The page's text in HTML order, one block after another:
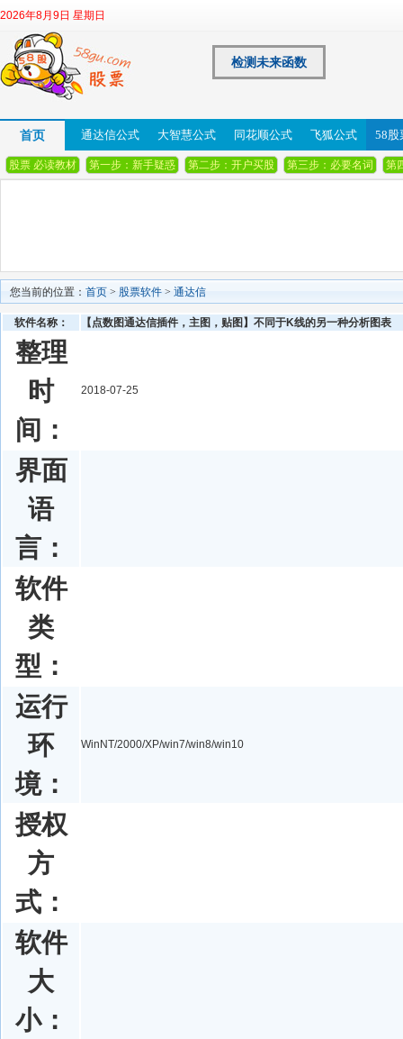
2026年8月9日 星期日
检测未来函数
首页 通达信公式 大智慧公式 同花顺公式 飞狐公式 58股
股票 必读教材 第一步：新手疑惑 第二步：开户买股 第三步：必要名词 第
您当前的位置： 首页 > 股票软件 > 通达信
软件名称： 【点数图通达信插件，主图，贴图】不同于K线的另一种分析图表
整理
时
间：
2018-07-25
界面
语
言：
软件
类
型：
运行
环
境：
WinNT/2000/XP/win7/win8/win10
授权
方
式：
软件
大
小：